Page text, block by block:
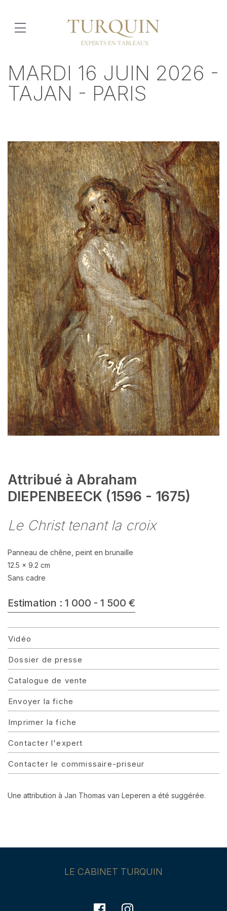
MARDI 16 JUIN 2026 -
TAJAN - PARIS
Attribué à Abraham
DIEPENBEECK (1596 - 1675)
Le Christ tenant la croix
Panneau de chêne, peint en brunaille
12.5 x 9.2 cm
Sans cadre
Estimation : 1 000 - 1 500 €
Vidéo
Dossier de presse
Catalogue de vente
Envoyer la fiche
Imprimer la fiche
Contacter l'expert
Contacter le commissaire-priseur
Une attribution à Jan Thomas van Leperen a été suggérée.
LE CABINET TURQUIN